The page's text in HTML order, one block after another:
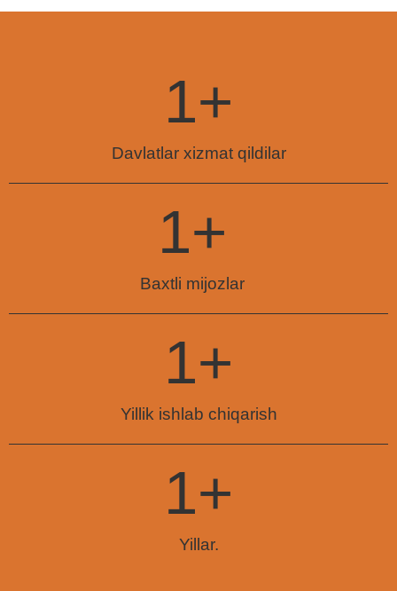
Davlatlar xizmat qildilar
1+
Baxtli mijozlar
1+
Yillik ishlab chiqarish
1+
Yillar.
1+